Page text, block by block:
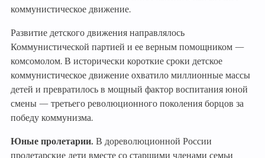
коммунистическое движение.
Развитие детского движения направлялось
Коммунистической партией и ее верным помощником —
комсомолом. В исторически короткие сроки детское
коммунистическое движение охватило миллионные массы
детей и превратилось в мощный фактор воспитания юной
смены — третьего революционного поколения борцов за
победу коммунизма.
Юные пролетарии. В дореволюционной России
пролетарские дети вместе со старшими членами семьи